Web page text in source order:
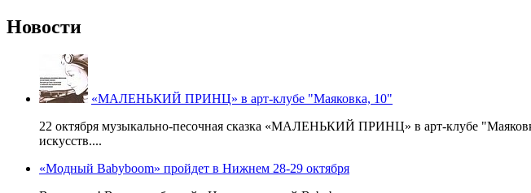
Новости
«МАЛЕНЬКИЙ ПРИНЦ» в арт-клубе "Маяковка, 10"
22 октября музыкально-песочная сказка «МАЛЕНЬКИЙ ПРИНЦ» в арт-клубе
искусств....
«Модный Babyboom» пройдет в Нижнем 28-29 октября